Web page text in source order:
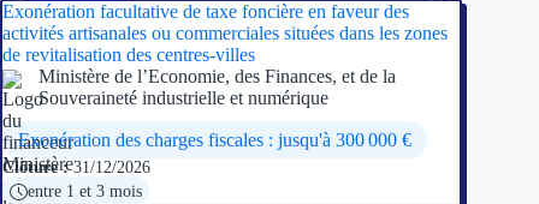
Exonération facultative de taxe foncière en faveur des
activités artisanales ou commerciales situées dans les zones
de revitalisation des centres-villes
Ministère de l’Economie, des Finances, et de la
Souveraineté industrielle et numérique
Exonération des charges fiscales : jusqu'à 300 000 €
Clôture :31/12/2026
entre 1 et 3 mois